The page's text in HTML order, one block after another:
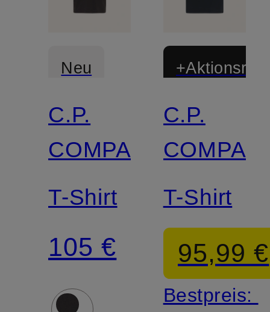
Neu
C.P.
COMPANY
T-Shirt
105 €
C.P.
T-Shirt
95,99 €
Bestpreis: